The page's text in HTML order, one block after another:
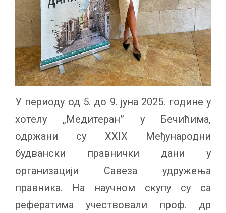
У периоду од 5. до 9. јуна 2025. године у
хотелу „Медитеран” у Бечићима,
одржани су XXIX Међународни
будвански правнички дани у
организацији Савеза удружења
правника. На научном скупу су са
рефератима учествовали проф. др